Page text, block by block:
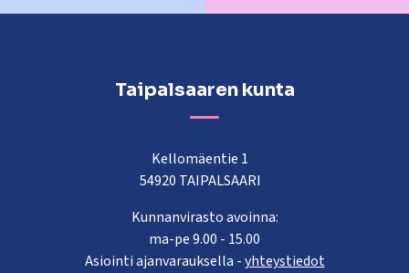
Taipalsaaren kunta
Kellomäentie 1
54920 TAIPALSAARI
Kunnanvirasto avoinna:
ma-pe 9.00 - 15.00
Asiointi ajanvarauksella -yhteystiedot